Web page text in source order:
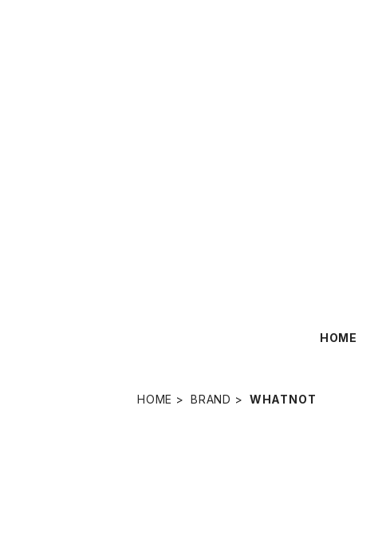
HOME
HOME BRAND WHATNOT